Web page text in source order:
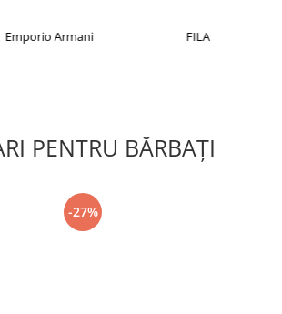
Emporio Armani FILA
PENTRU BĂRBAŢI
-27%